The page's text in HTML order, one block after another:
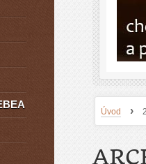
Úvod ›